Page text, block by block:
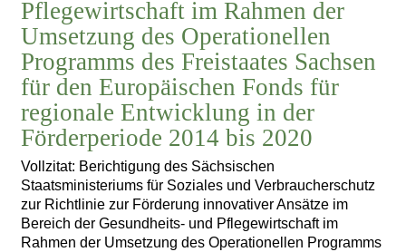
Pflegewirtschaft im Rahmen der
Umsetzung des Operationellen
Programms des Freistaates Sachsen
für den Europäischen Fonds für
regionale Entwicklung in der
Förderperiode 2014 bis 2020
Vollzitat: Berichtigung des Sächsischen
Staatsministeriums für Soziales und Verbraucherschutz
zur Richtlinie zur Förderung innovativer Ansätze im
Bereich der Gesundheits- und Pflegewirtschaft im
Rahmen der Umsetzung des Operationellen Programms